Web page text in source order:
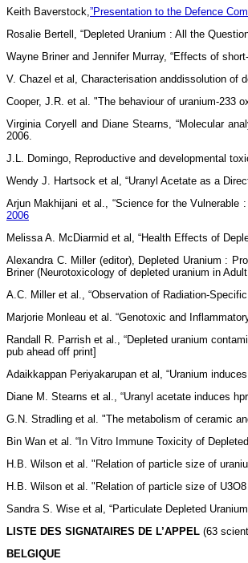
Keith Baverstock,”Presentation to the Defence
Rosalie Bertell, “Depleted Uranium : All the
Wayne Briner and Jennifer Murray, “Effects of
V. Chazel et al, Characterisation anddissolution of
Cooper, J.R. et al. "The behaviour of uranium-233
Virginia Coryell and Diane Stearns, “Molecular
2006.
J.L. Domingo, Reproductive and developmental
Wendy J. Hartsock et al, “Uranyl Acetate as a
Arjun Makhijani et al., “Science for the Vulnerable
2006
Melissa A. McDiarmid et al, “Health Effects of
Alexandra C. Miller (editor), Depleted Uranium :
Briner (Neurotoxicology of depleted uranium in
A.C. Miller et al., “Observation of Radiation-
Marjorie Monleau et al. “Genotoxic and
Randall R. Parrish et al., “Depleted uranium
pub ahead off print]
Adaikkappan Periyakarupan et al, “Uranium
Diane M. Stearns et al., “Uranyl acetate induces
G.N. Stradling et al. "The metabolism of ceramic
Bin Wan et al. “In Vitro Immune Toxicity of
H.B. Wilson et al. "Relation of particle size of
H.B. Wilson et al. "Relation of particle size of
Sandra S. Wise et al, “Particulate Depleted
LISTE DES SIGNATAIRES DE L’APPEL (63
BELGIQUE